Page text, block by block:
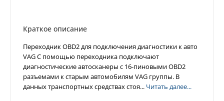
Краткое описание
Переходник OBD2 для подключения диагностики к авто
VAG С помощью переходника подключают
диагностические автосканеры с 16-пиновыми OBD2
разъемами к старым автомобилям VAG группы. В
данных транспортных средствах стоя... Читать далее...